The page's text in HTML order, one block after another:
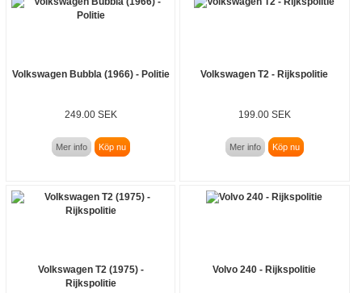
Volkswagen Bubbla (1966) - Politie
249.00 SEK
Mer info Köp nu
Volkswagen T2 - Rijkspolitie
199.00 SEK
Mer info Köp nu
Volkswagen T2 (1975) -
Rijkspolitie
Volvo 240 - Rijkspolitie